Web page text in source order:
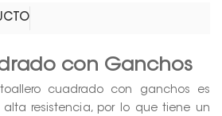
con Ganchos
cuadrado con ganchos es
resistencia, por lo que tiene un